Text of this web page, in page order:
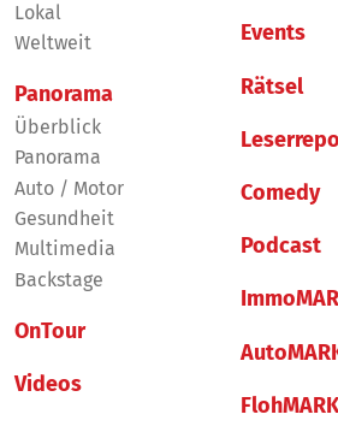
Lokal
Weltweit
Panorama
Überblick
Panorama
Auto / Motor
Gesundheit
Multimedia
Backstage
OnTour
Videos
Events
Rätsel
Comedy
Podcast